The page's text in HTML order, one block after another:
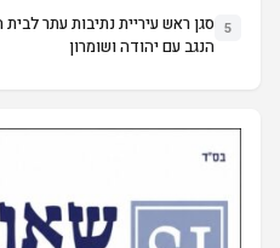
5 סגן ראש עיריית נתיבות עתר
הנגב עם יהודה ושומרון